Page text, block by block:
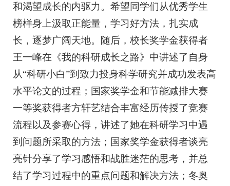
和渴望成长的内驱力。希望同学们从优秀学生
榜样身上汲取正能量，学习好方法，扎实成
长，逐梦广阔天地。随后，校长奖学金获得者
王一峰在《我的科研成长之路》中讲述了自身
从“科研小白”到致力投身科学研究并成功发表高
水平论文的过程；国家奖学金和节能减排大赛
一等奖获得者方轩艺结合丰富经历传授了竞赛
流程以及参赛心得，讲述了她在科研学习中遇
到问题所采取的方法；国家奖学金获得者谈亮
亮针分享了学习感悟和战胜迷茫的思考，并总
结了学习过程中的重点问题和解决方法；冬奥